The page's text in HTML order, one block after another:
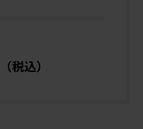
（税込）